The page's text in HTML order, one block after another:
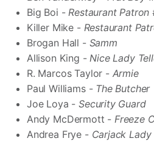
Big Boi -Restaurant Patron
Killer Mike - Restaurant
Brogan Hall - Samm
Allison King -Nice Lady
R. Marcos Taylor - Armie
Paul Williams - The Butcher
Joe Loya -Security Guard
Andy McDermott -Freeze
Andrea Frye - Carjack Lady